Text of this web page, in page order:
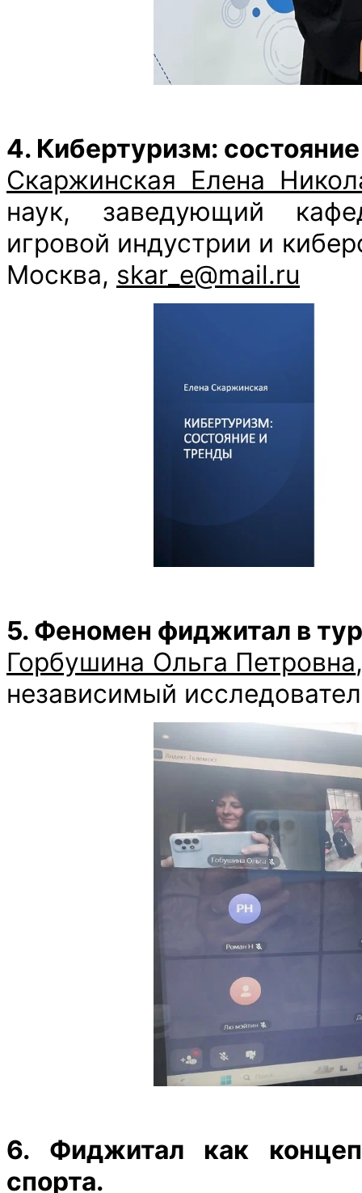
4. Кибертуризм:
Скаржинская Елена
наук, заведующий
игровой индустрии и
Москва, skar_e@mail.ru
5. Феномен фиджитал в
Горбушина Ольга Петровна
независимый
6. Фиджитал как
спорта.